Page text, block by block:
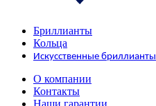
Бриллианты
Кольца
Искусственные бриллианты
О компании
Контакты